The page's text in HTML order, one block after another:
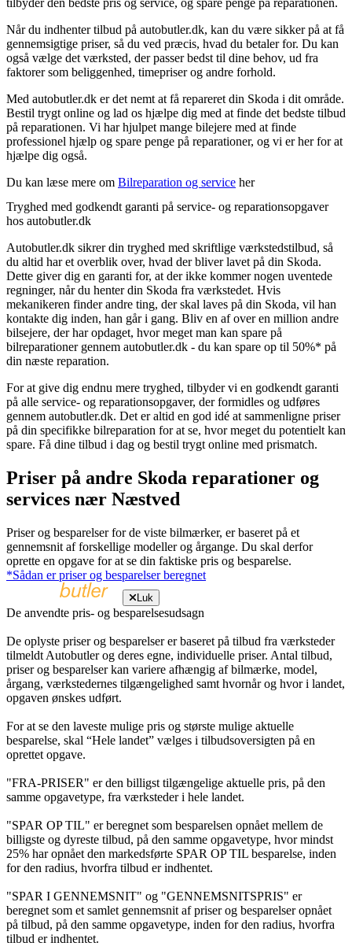
Når du indhenter tilbud på autobutler.dk, kan du være sikker på at få
gennemsigtige priser, så du ved præcis, hvad du betaler for. Du kan
også vælge det værksted, der passer bedst til dine behov, ud fra
faktorer som beliggenhed, timepriser og andre forhold.
Med autobutler.dk er det nemt at få repareret din Skoda i dit område.
Bestil trygt online og lad os hjælpe dig med at finde det bedste tilbud
på reparationen. Vi har hjulpet mange bilejere med at finde
professionel hjælp og spare penge på reparationer, og vi er her for at
hjælpe dig også.
Du kan læse mere om Bilreparation og service her
Tryghed med godkendt garanti på service- og reparationsopgaver
hos autobutler.dk
Autobutler.dk sikrer din tryghed med skriftlige værkstedstilbud, så
du altid har et overblik over, hvad der bliver lavet på din Skoda.
Dette giver dig en garanti for, at der ikke kommer nogen uventede
regninger, når du henter din Skoda fra værkstedet. Hvis
mekanikeren finder andre ting, der skal laves på din Skoda, vil han
kontakte dig inden, han går i gang. Bliv en af over en million andre
bilsejere, der har opdaget, hvor meget man kan spare på
bilreparationer gennem autobutler.dk - du kan spare op til 50%* på
din næste reparation.
For at give dig endnu mere tryghed, tilbyder vi en godkendt garanti
på alle service- og reparationsopgaver, der formidles og udføres
gennem autobutler.dk. Det er altid en god idé at sammenligne priser
på din specifikke bilreparation for at se, hvor meget du potentielt kan
spare. Få dine tilbud i dag og bestil trygt online med prismatch.
Priser på andre Skoda reparationer og
services nær Næstved
Priser og besparelser for de viste bilmærker, er baseret på et
gennemsnit af forskellige modeller og årgange. Du skal derfor
oprette en opgave for at se din faktiske pris og besparelse.
*Sådan er priser og besparelser beregnet
Luk
De anvendte pris- og besparelsesudsagn
De oplyste priser og besparelser er baseret på tilbud fra værksteder
tilmeldt Autobutler og deres egne, individuelle priser. Antal tilbud,
priser og besparelser kan variere afhængig af bilmærke, model,
årgang, værkstedernes tilgængelighed samt hvornår og hvor i landet,
opgaven ønskes udført.
For at se den laveste mulige pris og største mulige aktuelle
besparelse, skal “Hele landet” vælges i tilbudsoversigten på en
oprettet opgave.
"FRA-PRISER" er den billigst tilgængelige aktuelle pris, på den
samme opgavetype, fra værksteder i hele landet.
"SPAR OP TIL" er beregnet som besparelsen opnået mellem de
billigste og dyreste tilbud, på den samme opgavetype, hvor mindst
25% har opnået den markedsførte SPAR OP TIL besparelse, inden
for den radius, hvorfra tilbud er indhentet.
"SPAR I GENNEMSNIT" og "GENNEMSNITSPRIS" er
beregnet som et samlet gennemsnit af priser og besparelser opnået
på tilbud, på den samme opgavetype, inden for den radius, hvorfra
tilbud er indhentet.